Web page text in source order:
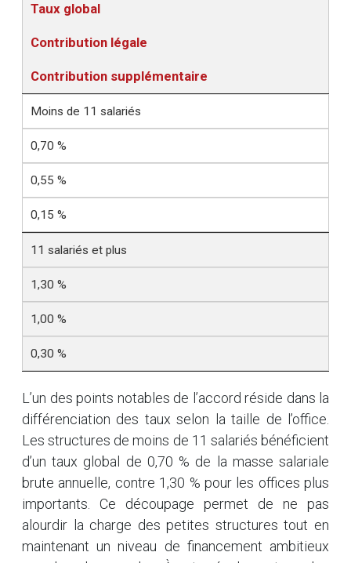
Taux global
Contribution légale
Contribution supplémentaire
Moins de 11 salariés
0,70 %
0,55 %
0,15 %
11 salariés et plus
1,30 %
1,00 %
0,30 %
L’un des points notables de l’accord réside dans la
différenciation des taux selon la taille de l’office.
Les structures de moins de 11 salariés bénéficient
d’un taux global de 0,70 % de la masse salariale
brute annuelle, contre 1,30 % pour les offices plus
importants. Ce découpage permet de ne pas
alourdir la charge des petites structures tout en
maintenant un niveau de financement ambitieux